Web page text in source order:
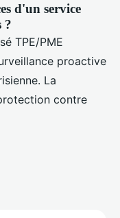
d'un service
?
TPE/PME
proactive
La
contre